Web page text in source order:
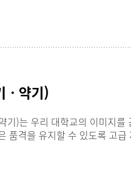
ㆍ약기)
기)는 우리 대학교의 이미지
품격을 유지할 수 있도록 고